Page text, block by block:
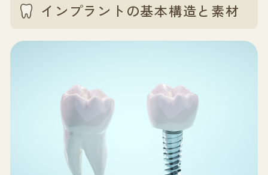
インプラントの基本構造と素材